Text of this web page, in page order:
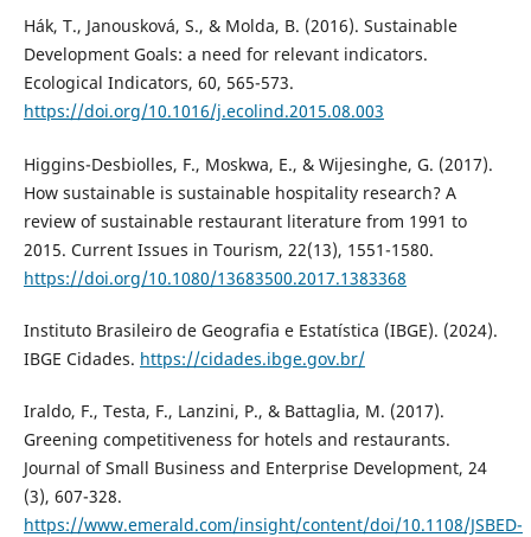
Hák, T., Janousková, S., & Molda, B. (2016). Sustainable
Development Goals: a need for relevant indicators.
Ecological Indicators, 60, 565-573.
https://doi.org/10.1016/j.ecolind.2015.08.003
Higgins-Desbiolles, F., Moskwa, E., & Wijesinghe, G. (2017).
How sustainable is sustainable hospitality research? A
review of sustainable restaurant literature from 1991 to
2015. Current Issues in Tourism, 22(13), 1551-1580.
https://doi.org/10.1080/13683500.2017.1383368
Instituto Brasileiro de Geografia e Estatística (IBGE). (2024).
IBGE Cidades. https://cidades.ibge.gov.br/
Iraldo, F., Testa, F., Lanzini, P., & Battaglia, M. (2017).
Greening competitiveness for hotels and restaurants.
Journal of Small Business and Enterprise Development, 24
(3), 607-328.
https://www.emerald.com/insight/content/doi/10.1108/JSBED-